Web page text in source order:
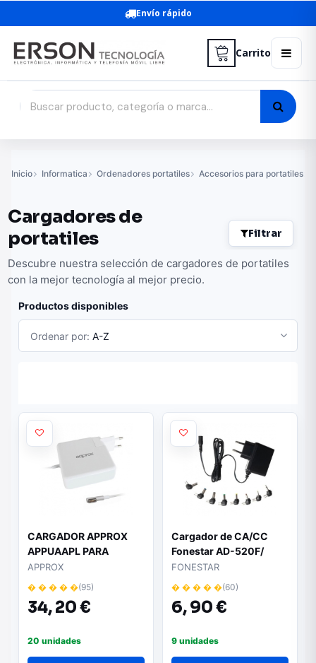
Envío rápido
Carrito
Inicio Informatica Ordenadores portatiles Accesorios para portatiles
Cargadores de
portatiles
Filtrar
Descubre nuestra selección de cargadores de portatiles
con la mejor tecnología al mejor precio.
Productos disponibles
Ordenar por: A-Z
CARGADOR APPROX
APPUAAPL PARA
MACBOOK CONECTOR
TIPO L - BOTÓN
SELECCIÓN POTENCIA
45/60/85W - USB
APPROX
� � � � �(95)
34,20 €
20 unidades
Cargador de CA/CC
Fonestar AD-520F/
10W/ 8 Conectores/
FONESTAR
� � � � �(60)
6,90 €
9 unidades